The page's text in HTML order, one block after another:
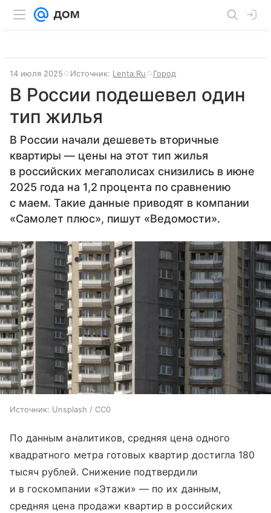
14 июля 2025 Источник: Lenta.Ru Город
В России подешевел один
тип жилья
В России начали дешеветь вторичные
квартиры — цены на этот тип жилья
в российских мегаполисах снизились в июне
2025 года на 1,2 процента по сравнению
с маем. Такие данные приводят в компании
«Самолет плюс», пишут «Ведомости».
Источник: Unsplash / CC0
По данным аналитиков, средняя цена одного
квадратного метра готовых квартир достигла 180
тысяч рублей. Снижение подтвердили
и в госкомпании «Этажи» — по их данным,
средняя цена продажи квартир в российских